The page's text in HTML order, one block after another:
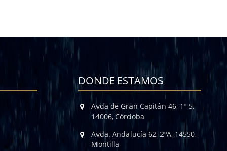
DONDE ESTAMOS
Avda de Gran Capitán 46, 1º-5,
14006, Córdoba
Avda. Andalucía 62, 2ºA, 14550,
Montilla